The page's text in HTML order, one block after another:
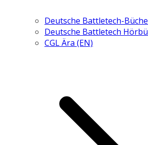
Deutsche Battletech-
Deutsche Battletech
CGL Ära (EN)